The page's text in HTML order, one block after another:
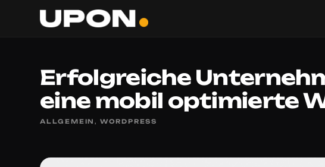
Erfolgreiche
eine mobil optimierte
ALLGEMEIN , WORDPRESS